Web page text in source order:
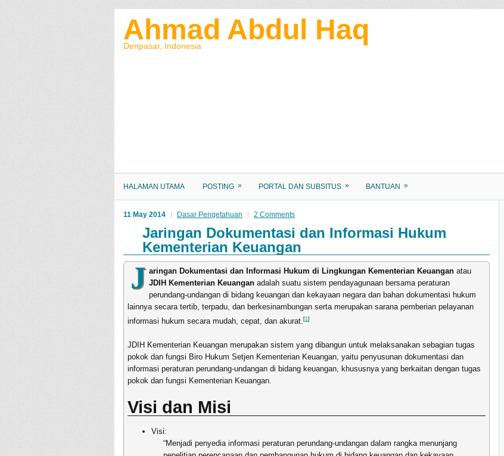
Ahmad Abdul Haq
Denpasar, Indonesia
HALAMAN UTAMA POSTING » PORTAL DAN SUBSITUS » BANTUAN »
11 May 2014 Dasar Pengetahuan 2 Comments
Jaringan Dokumentasi dan Informasi Hukum
Kementerian Keuangan
J aringan Dokumentasi dan Informasi Hukum di Lingkungan Kementerian Keuangan atau
JDIH Kementerian Keuangan adalah suatu sistem pendayagunaan bersama peraturan
perundang-undangan di bidang keuangan dan kekayaan negara dan bahan dokumentasi hukum
lainnya secara tertib, terpadu, dan berkesinambungan serta merupakan sarana pemberian pelayanan
informasi hukum secara mudah, cepat, dan akurat. [1]
JDIH Kementerian Keuangan merupakan sistem yang dibangun untuk melaksanakan sebagian tugas
pokok dan fungsi Biro Hukum Setjen Kementerian Keuangan, yaitu penyusunan dokumentasi dan
informasi peraturan perundang-undangan di bidang keuangan, khususnya yang berkaitan dengan tugas
pokok dan fungsi Kementerian Keuangan.
Visi dan Misi
Visi:
“Menjadi penyedia informasi peraturan perundang-undangan dalam rangka menunjang